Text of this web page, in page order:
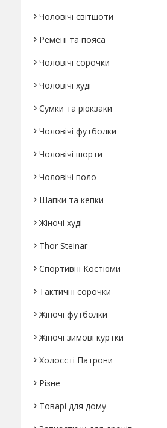
Чоловічі світшоти
Ремені та пояса
Чоловічі сорочки
Чоловічі худі
Сумки та рюкзаки
Чоловічі футболки
Чоловічі шорти
Чоловічі поло
Шапки та кепки
Жіночі худі
Thor Steinar
Спортивні Костюми
Тактичні сорочки
Жіночі футболки
Жіночі зимові куртки
Холоссті Патрони
Різне
Товарі для дому